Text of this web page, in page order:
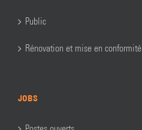
Public
Rénovation et mise en conformité
JOBS